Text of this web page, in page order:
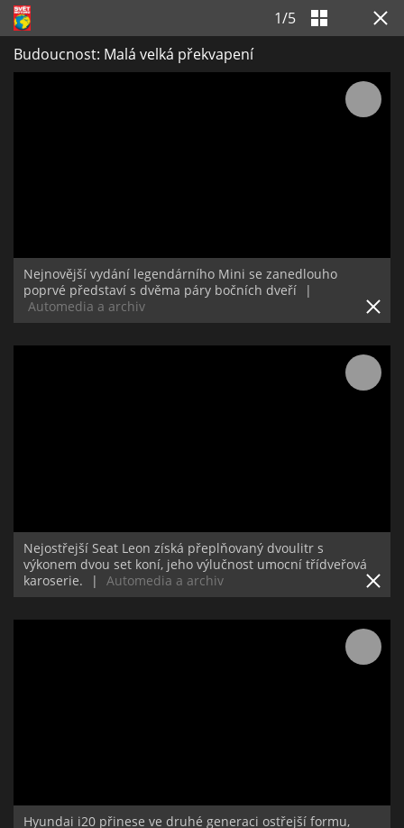
1/5
Budoucnost: Malá velká překvapení
Nejnovější vydání legendárního Mini se zanedlouho
poprvé představí s dvěma páry bočních dveří
|
Automedia a archiv
Nejostřejší Seat Leon získá přeplňovaný dvoulitr s
výkonem dvou set koní, jeho výlučnost umocní třídveřová
karoserie.
| Automedia a archiv
Hyundai i20 přinese ve druhé generaci ostřejší formu,